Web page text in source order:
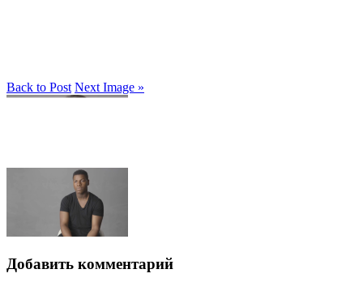
Back to Post Next Image »
Добавить комментарий